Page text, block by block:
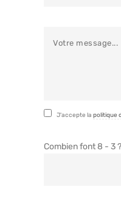
J'accepte lapolitique
Combien font 8 - 3 ?